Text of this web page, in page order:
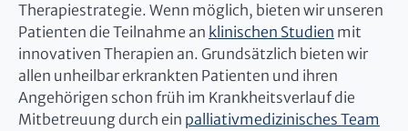
Therapiestrategie. Wenn möglich, bieten wir unseren
Patienten die Teilnahme an klinischen Studien mit
innovativen Therapien an. Grundsätzlich bieten wir
allen unheilbar erkrankten Patienten und ihren
Angehörigen schon früh im Krankheitsverlauf die
Mitbetreuung durch ein palliativmedizinisches Team